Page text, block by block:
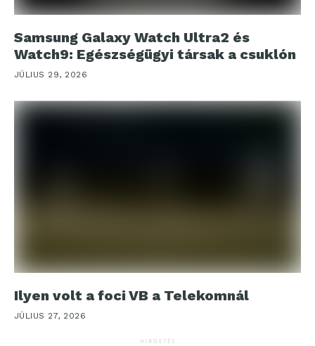
Samsung Galaxy Watch Ultra2 és
Watch9: Egészségügyi társak a csuklón
JÚLIUS 29, 2026
Ilyen volt a foci VB a Telekomnál
JÚLIUS 27, 2026
HIRDETÉS